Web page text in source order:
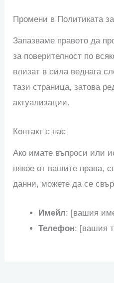
Промени в Политиката
Запазваме правото да
за поверителност по
влизат в сила веднага
тази страница, затова
актуализации.
Контакт с нас
Ако имате въпроси или
някое от вашите права,
данни, можете да се
Имейл: [вашия
Телефон: [вашия